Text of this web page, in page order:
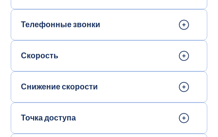
Телефонные звонки
Скорость
Снижение скорости
Точка доступа